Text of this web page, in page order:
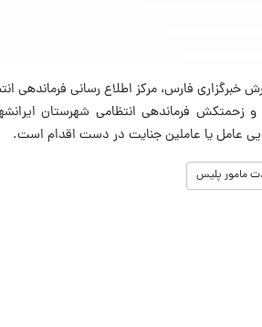
خبرگزاری فارس، مرکز اطلاع رسانی
زحمتکش فرماندهی انتظامی شهرستان
عامل یا عاملین جنایت در دست اقدام است.
مامور پلیس